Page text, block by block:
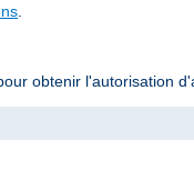
obtenir l'autorisation